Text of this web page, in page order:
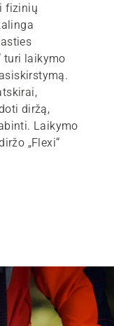
fizinių
turi laikymo
diržą,
Laikymo
„Flexi“